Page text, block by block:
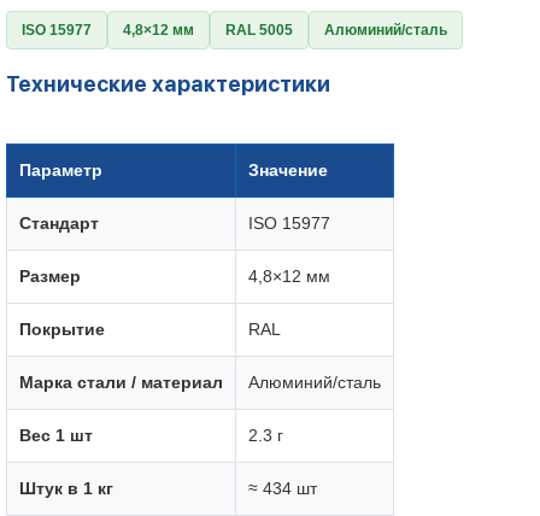
ISO 15977 4,8×12 мм RAL 5005 Алюминий/сталь
Технические характеристики
Параметр Значение
Стандарт ISO 15977
Размер 4,8×12 мм
Покрытие RAL
Марка стали / материал Алюминий/сталь
Вес 1 шт 2.3 г
Штук в 1 кг ≈ 434 шт